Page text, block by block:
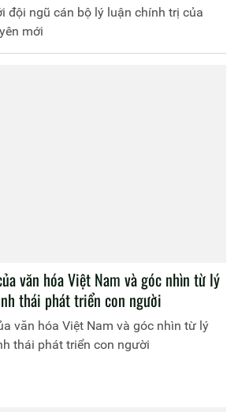
đội ngũ cán bộ lý luận chính trị của
mới
văn hóa Việt Nam và góc nhìn từ lý
thái phát triển con người
văn hóa Việt Nam và góc nhìn từ lý
thái phát triển con người